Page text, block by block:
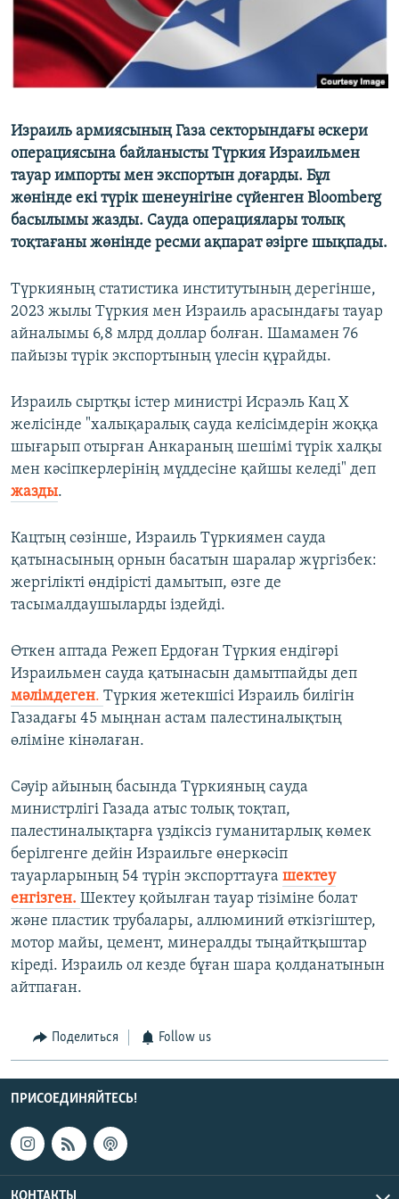
Израиль армиясының Газа секторындағы әскери
операциясына байланысты Түркия Израильмен
тауар импорты мен экспортын доғарды. Бұл
жөнінде екі түрік шенеунігіне сүйенген Bloomberg
басылымы жазды. Сауда операциялары толық
тоқтағаны жөнінде ресми ақпарат әзірге шықпады.
Түркияның статистика институтының дерегінше,
2023 жылы Түркия мен Израиль арасындағы тауар
айналымы 6,8 млрд доллар болған. Шамамен 76
пайызы түрік экспортының үлесін құрайды.
Израиль сыртқы істер министрі Исраэль Кац X
желісінде "халықаралық сауда келісімдерін жоққа
шығарып отырған Анкараның шешімі түрік халқы
мен кәсіпкерлерінің мүддесіне қайшы келеді" деп
жазды.
Кацтың сөзінше, Израиль Түркиямен сауда
қатынасының орнын басатын шаралар жүргізбек:
жергілікті өндірісті дамытып, өзге де
тасымалдаушыларды іздейді.
Өткен аптада Режеп Ердоған Түркия ендігәрі
Израильмен сауда қатынасын дамытпайды деп
мәлімдеген. Түркия жетекшісі Израиль билігін
Газадағы 45 мыңнан астам палестиналықтың
өліміне кінәлаған.
Сәуір айының басында Түркияның сауда
министрлігі Газада атыс толық тоқтап,
палестиналықтарға үздіксіз гуманитарлық көмек
берілгенге дейін Израильге өнеркәсіп
тауарларының 54 түрін экспорттауға шектеу
енгізген. Шектеу қойылған тауар тізіміне болат
және пластик трубалары, аллюминий өткізгіштер,
мотор майы, цемент, минералды тыңайтқыштар
кіреді. Израиль ол кезде бұған шара қолданатынын
айтпаған.
Поделиться Follow us
ПРИСОЕДИНЯЙТЕСЬ!